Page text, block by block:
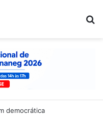
democrática